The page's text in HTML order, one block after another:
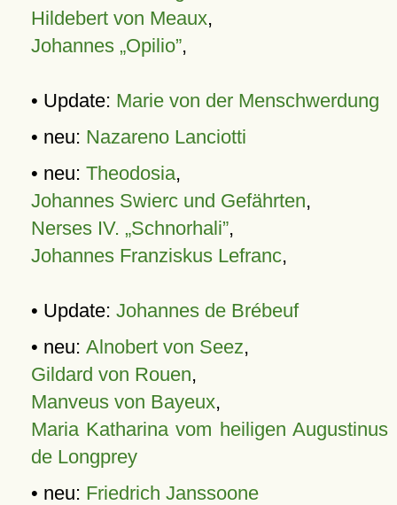
Hildebert von Meaux,
Johannes „Opilio”,
• Update: Marie von der Menschwerdung
• neu: Nazareno Lanciotti
• neu: Theodosia,
Johannes Swierc und Gefährten,
Nerses IV. „Schnorhali”,
Johannes Franziskus Lefranc,
• Update: Johannes de Brébeuf
• neu: Alnobert von Seez,
Gildard von Rouen,
Manveus von Bayeux,
Maria Katharina vom heiligen Augustinus
de Longprey
• neu: Friedrich Janssoone